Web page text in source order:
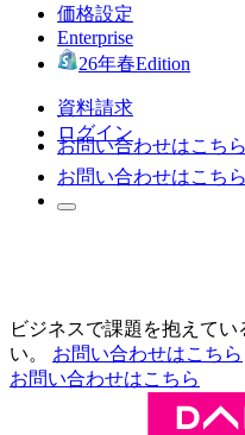
価格設定
Enterprise
26年春Edition
資料請求
ログイン
お問い合わせはこちら
お問い合わせはこちら
ビジネスで課題を抱えてい
い。
お問い合わせはこちら
お問い合わせはこちら